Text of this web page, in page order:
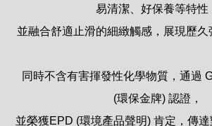
易清潔、好保養等特性
並融合舒適止滑的細緻觸感，展現歷久
同時不含有害揮發性化學物質，通過
(環保金牌) 認證，
並榮獲EPD (環境產品聲明) 肯定，傳